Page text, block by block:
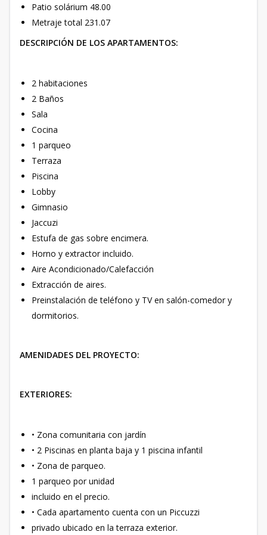
Patio solárium 48.00
Metraje total 231.07
DESCRIPCIÓN DE LOS APARTAMENTOS:
2 habitaciones
2 Baños
Sala
Cocina
1 parqueo
Terraza
Piscina
Lobby
Gimnasio
Jaccuzi
Estufa de gas sobre encimera.
Horno y extractor incluido.
Aire Acondicionado/Calefacción
Extracción de aires.
Preinstalación de teléfono y TV en salón-comedor y
dormitorios.
AMENIDADES DEL PROYECTO:
EXTERIORES:
• Zona comunitaria con jardín
• 2 Piscinas en planta baja y 1 piscina infantil
• Zona de parqueo.
1 parqueo por unidad
incluido en el precio.
• Cada apartamento cuenta con un Piccuzzi
privado ubicado en la terraza exterior.